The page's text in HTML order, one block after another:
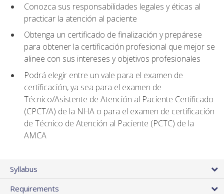
Conozca sus responsabilidades legales y éticas al
practicar la atención al paciente
Obtenga un certificado de finalización y prepárese
para obtener la certificación profesional que mejor se
alinee con sus intereses y objetivos profesionales
Podrá elegir entre un vale para el examen de
certificación, ya sea para el examen de
Técnico/Asistente de Atención al Paciente Certificado
(CPCT/A) de la NHA o para el examen de certificación
de Técnico de Atención al Paciente (PCTC) de la
AMCA
Syllabus
Requirements